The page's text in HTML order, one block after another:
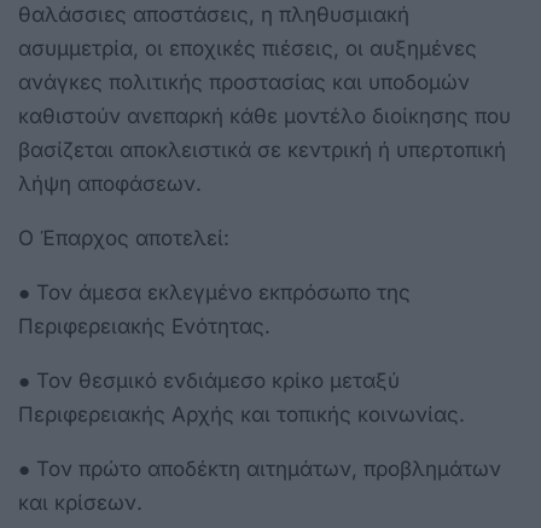
θαλάσσιες αποστάσεις, η πληθυσμιακή
ασυμμετρία, οι εποχικές πιέσεις, οι αυξημένες
ανάγκες πολιτικής προστασίας και υποδομών
καθιστούν ανεπαρκή κάθε μοντέλο διοίκησης που
βασίζεται αποκλειστικά σε κεντρική ή υπερτοπική
λήψη αποφάσεων.
Ο Έπαρχος αποτελεί:
● Τον άμεσα εκλεγμένο εκπρόσωπο της
Περιφερειακής Ενότητας.
● Τον θεσμικό ενδιάμεσο κρίκο μεταξύ
Περιφερειακής Αρχής και τοπικής κοινωνίας.
● Τον πρώτο αποδέκτη αιτημάτων, προβλημάτων
και κρίσεων.